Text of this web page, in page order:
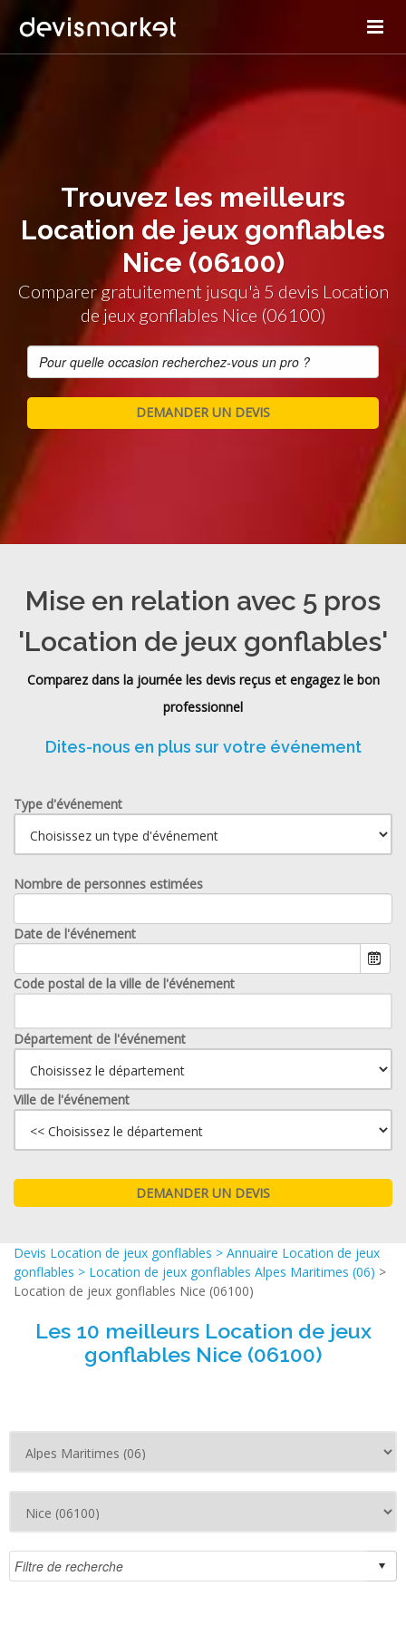
Trouvez les meilleurs
Location de jeux gonflables
Nice (06100)
Comparer gratuitement jusqu'à 5 devis Location
de jeux gonflables Nice (06100)
Mise en relation avec 5 pros
'Location de jeux gonflables'
Comparez dans la journée les devis reçus et engagez le bon
professionnel
Dites-nous en plus sur votre événement
Type d'événement
Nombre de personnes estimées
Date de l'événement
Code postal de la ville de l'événement
Département de l'événement
Ville de l'événement
Devis Location de jeux gonflables > Annuaire Location de jeux
gonflables > Location de jeux gonflables Alpes Maritimes (06) >
Location de jeux gonflables Nice (06100)
Les 10 meilleurs Location de jeux
gonflables Nice (06100)